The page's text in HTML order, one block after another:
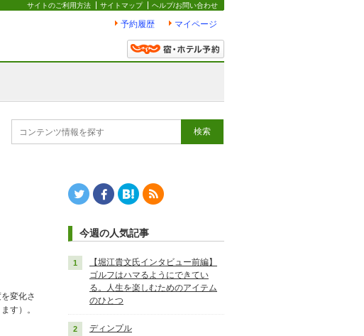
サイトのご利用方法 サイトマップ ヘルプ/お問い合わせ
マイページ
予約履歴
変化さ
す）。
Twitter Facebookはてなブックマーク
今週の人気記事
【堀江貴文氏インタビュー前編】
ゴルフはハマるようにできてい
る。人生を楽しむためのアイテム
のひとつ
ディンプル